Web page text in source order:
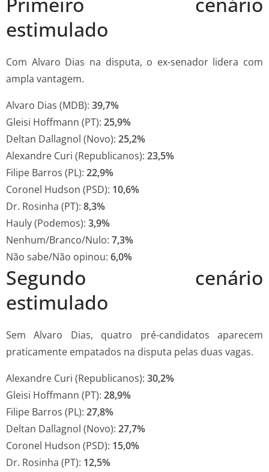
estimulado
Com Alvaro Dias na disputa, o ex-senador lidera com
ampla vantagem.
Alvaro Dias (MDB): 39,7%
Gleisi Hoffmann (PT): 25,9%
Deltan Dallagnol (Novo): 25,2%
Alexandre Curi (Republicanos): 23,5%
Filipe Barros (PL): 22,9%
Coronel Hudson (PSD): 10,6%
Dr. Rosinha (PT): 8,3%
Hauly (Podemos): 3,9%
Nenhum/Branco/Nulo: 7,3%
Não sabe/Não opinou: 6,0%
Segundo cenário
estimulado
Sem Alvaro Dias, quatro pré-candidatos aparecem
praticamente empatados na disputa pelas duas vagas.
Alexandre Curi (Republicanos): 30,2%
Gleisi Hoffmann (PT): 28,9%
Filipe Barros (PL): 27,8%
Deltan Dallagnol (Novo): 27,7%
Coronel Hudson (PSD): 15,0%
Dr. Rosinha (PT): 12,5%